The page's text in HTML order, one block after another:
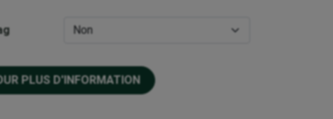
PLUS D'INFORMATION